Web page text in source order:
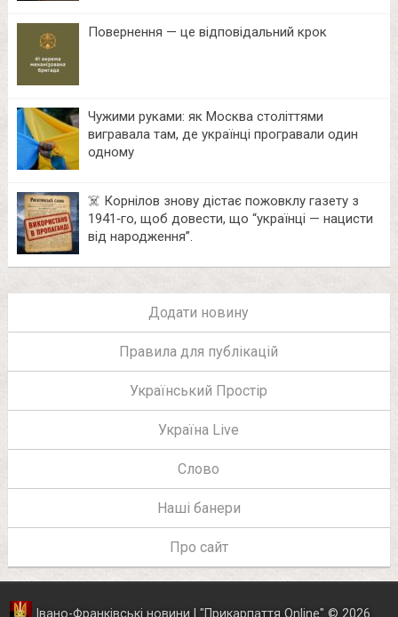
Повернення — це відповідальний крок
Чужими руками: як Москва століттями
вигравала там, де українці програвали один
одному
☠️ Корнілов знову дістає пожовклу газету з
1941‑го, щоб довести, що “українці — нацисти
від народження”.
Додати новину
Правила для публікацій
Український Простір
Україна Live
Слово
Наші банери
Про сайт